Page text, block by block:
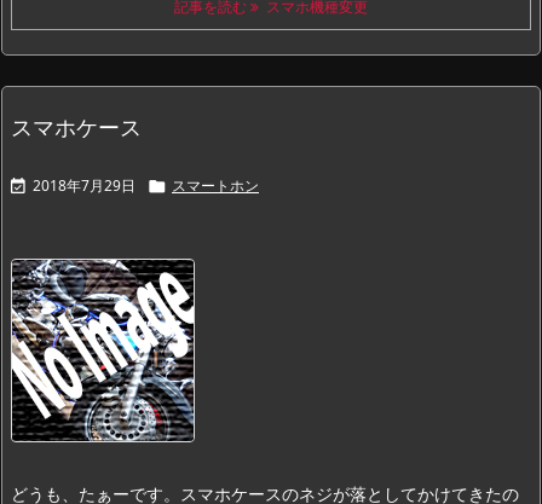
記事を読む スマホ機種変更
スマホケース
 2018年7月29日  スマートホン
どうも、たぁーです。 スマホケースのネジが落としてかけてきたの